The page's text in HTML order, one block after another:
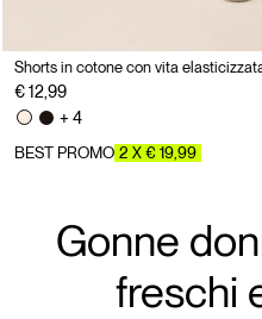
Shorts in cotone con vita
€ 12,99
+ 4
BEST PROMO 2 X € 19,99
Gonne
freschi